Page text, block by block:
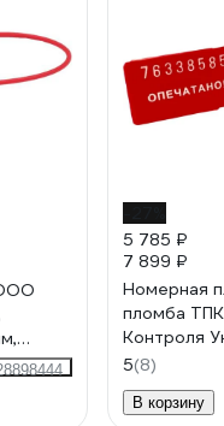
5 785 ₽
7 899 ₽
Номерная
пломба
Контроля
24161
5(8)
В корзину